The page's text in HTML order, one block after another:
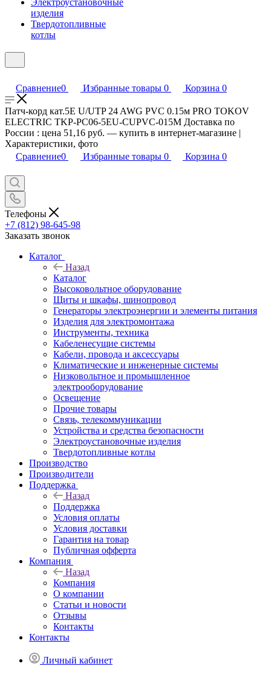
Электроустановочные
изделия
Твердотопливные
котлы
Сравнение0 Избранные товары 0 Корзина 0
Патч-корд кат.5E U/UTP 24 AWG PVC 0.15м PRO TOKOV
ELECTRIC TKP-PC06-5EU-CUPVC-015M Доставка по
России : цена 51,16 руб. — купить в интернет-магазине |
Характеристики, фото
Сравнение0 Избранные товары 0 Корзина 0
Телефоны
+7 (812) 98-645-98
Заказать звонок
Каталог
Назад
Каталог
Высоковольтное оборудование
Щиты и шкафы, шинопровод
Генераторы электроэнергии и элементы питания
Изделия для электромонтажа
Инструменты, техника
Кабеленесущие системы
Кабели, провода и аксессуары
Климатические и инженерные системы
Низковольтное и промышленное
электрооборудование
Освещение
Прочие товары
Связь, телекоммуникации
Устройства и средства безопасности
Электроустановочные изделия
Твердотопливные котлы
Производство
Производители
Поддержка
Назад
Поддержка
Условия оплаты
Условия доставки
Гарантия на товар
Публичная офферта
Компания
Назад
Компания
О компании
Статьи и новости
Отзывы
Контакты
Контакты
Личный кабинет